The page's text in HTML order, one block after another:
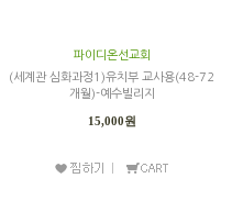
파이디온선교회
(세계관 심화과정1)유치부 교사용(48-72
개월)-예수빌리지
15,000원